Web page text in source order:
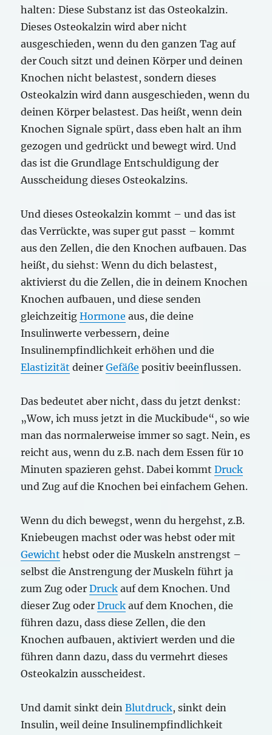
halten: Diese Substanz ist das Osteokalzin.
Dieses Osteokalzin wird aber nicht
ausgeschieden, wenn du den ganzen Tag auf
der Couch sitzt und deinen Körper und deinen
Knochen nicht belastest, sondern dieses
Osteokalzin wird dann ausgeschieden, wenn du
deinen Körper belastest. Das heißt, wenn dein
Knochen Signale spürt, dass eben halt an ihm
gezogen und gedrückt und bewegt wird. Und
das ist die Grundlage Entschuldigung der
Ausscheidung dieses Osteokalzins.
Und dieses Osteokalzin kommt – und das ist
das Verrückte, was super gut passt – kommt
aus den Zellen, die den Knochen aufbauen. Das
heißt, du siehst: Wenn du dich belastest,
aktivierst du die Zellen, die in deinem Knochen
Knochen aufbauen, und diese senden
gleichzeitigHormone aus, die deine
Insulinwerte verbessern, deine
Insulinempfindlichkeit erhöhen und die
Elastizität deinerGefäße positiv beeinflussen.
Das bedeutet aber nicht, dass du jetzt denkst:
„Wow, ich muss jetzt in die Muckibude“, so wie
man das normalerweise immer so sagt. Nein, es
reicht aus, wenn du z.B. nach dem Essen für 10
Minuten spazieren gehst. Dabei kommtDruck
und Zug auf die Knochen bei einfachem Gehen.
Wenn du dich bewegst, wenn du hergehst, z.B.
Kniebeugen machst oder was hebst oder mit
Gewicht hebst oder die Muskeln anstrengst –
selbst die Anstrengung der Muskeln führt ja
zum Zug oderDruck auf dem Knochen. Und
dieser Zug oderDruck auf dem Knochen, die
führen dazu, dass diese Zellen, die den
Knochen aufbauen, aktiviert werden und die
führen dann dazu, dass du vermehrt dieses
Osteokalzin ausscheidest.
Und damit sinkt deinBlutdruck, sinkt dein
Insulin, weil deine Insulinempfindlichkeit